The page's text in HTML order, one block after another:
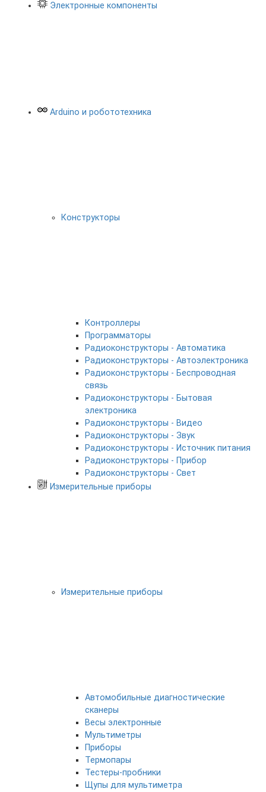
Электронные компоненты
Arduino и робототехника
Конструкторы
Контроллеры
Программаторы
Радиоконструкторы - Автоматика
Радиоконструкторы - Автоэлектроника
Радиоконструкторы - Беспроводная
связь
Радиоконструкторы - Бытовая
электроника
Радиоконструкторы - Видео
Радиоконструкторы - Звук
Радиоконструкторы - Источник питания
Радиоконструкторы - Прибор
Радиоконструкторы - Свет
Измерительные приборы
Измерительные приборы
Автомобильные диагностические
сканеры
Весы электронные
Мультиметры
Приборы
Термопары
Тестеры-пробники
Щупы для мультиметра